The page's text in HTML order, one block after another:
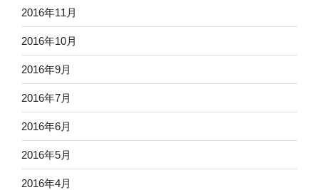
2016年11月
2016年10月
2016年9月
2016年7月
2016年6月
2016年5月
2016年4月